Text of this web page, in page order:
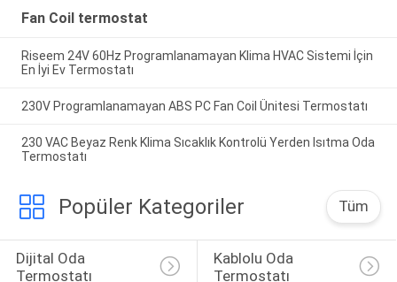
Fan Coil termostat
Riseem 24V 60Hz Programlanamayan Klima HVAC Sistemi İçin
En İyi Ev Termostatı
230V Programlanamayan ABS PC Fan Coil Ünitesi Termostatı
230 VAC Beyaz Renk Klima Sıcaklık Kontrolü Yerden Isıtma Oda
Termostatı
Popüler Kategoriler Tüm
Dijital Oda
Termostatı
Kablolu Oda
Termostatı